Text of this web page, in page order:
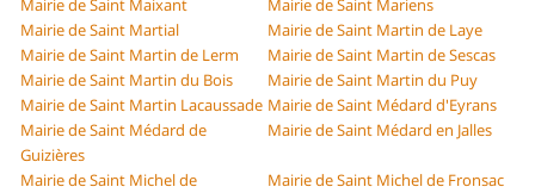
Mairie de Saint Maixant
Mairie de Saint Mariens
Mairie de Saint Martial
Mairie de Saint Martin de Laye
Mairie de Saint Martin de Lerm
Mairie de Saint Martin de Sescas
Mairie de Saint Martin du Bois
Mairie de Saint Martin du Puy
Mairie de Saint Martin Lacaussade Mairie de Saint Médard d'Eyrans
Mairie de Saint Médard de
Guizières
Mairie de Saint Médard en Jalles
Mairie de Saint Michel de
Mairie de Saint Michel de Fronsac